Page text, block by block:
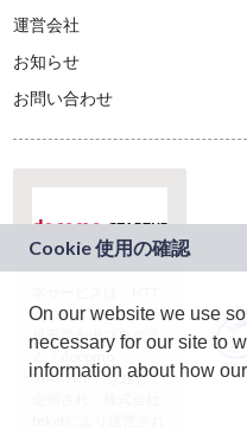
運営会社
お知らせ
お問い合わせ
ドコモグループの新
規事業創出プログラ
ム「docomo
STARTUP」を通じて
On our website we use
necessary for our site to
information about how